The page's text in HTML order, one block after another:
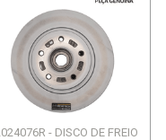
- DISCO DE FREIO